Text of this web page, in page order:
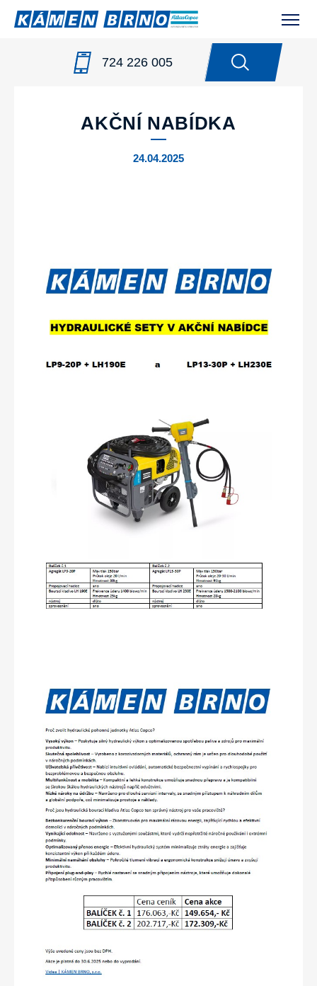
724 226 005
AKČNÍ NABÍDKA
AKČNÍ NABÍDKA
24.04.2025